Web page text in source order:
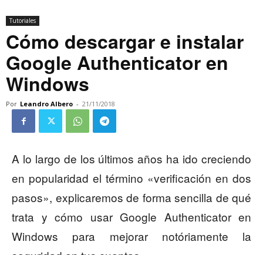
Tutoriales
Cómo descargar e instalar
Google Authenticator en
Windows
Por Leandro Albero - 21/11/2018
A lo largo de los últimos años ha ido creciendo
en popularidad el término «verificación en dos
pasos», explicaremos de forma sencilla de qué
trata y cómo usar Google Authenticator en
Windows para mejorar notóriamente la